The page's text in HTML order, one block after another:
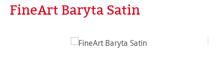
FineArt Baryta Satin
Ignorer la galerie d'images